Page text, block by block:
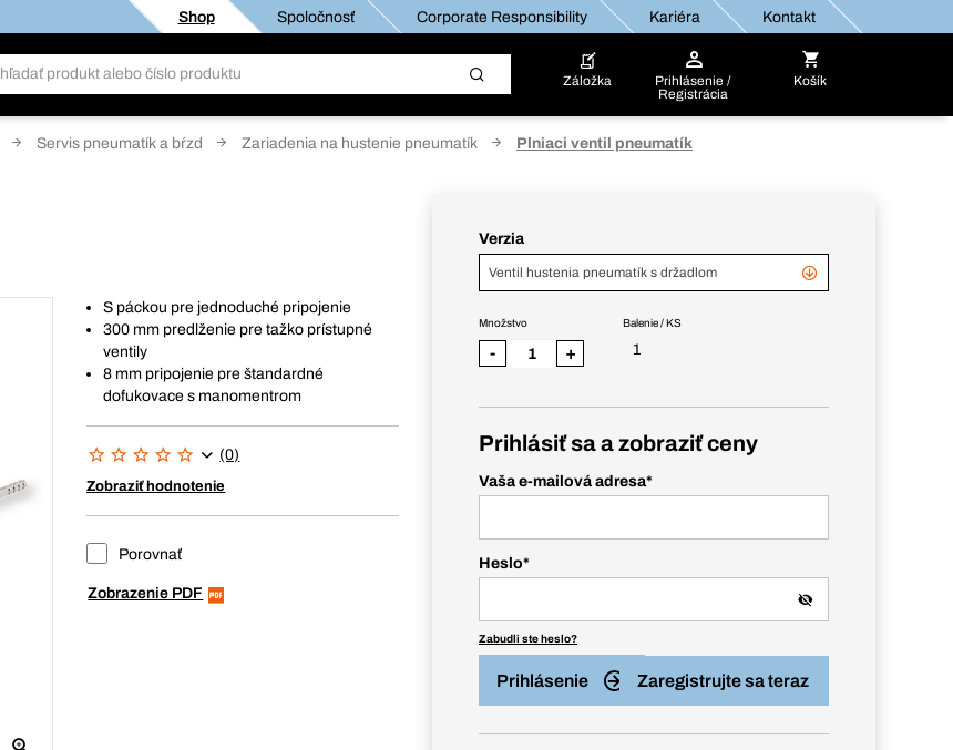
Shop Spoločnosť Corporate Responsibility Kariéra Kontakt
Záložka
Prihlásenie /
Registrácia
Košík
Servis pneumatík a bŕzd Zariadenia na hustenie pneumatík Plniaci ventil pneumatík
S páckou pre jednoduché pripojenie
300 mm predlženie pre tažko prístupné
ventily
8 mm pripojenie pre štandardné
dofukovace s manomentrom
(0)
Zobraziť hodnotenie
Porovnať
Zobrazenie PDF
Verzia
Ventil hustenia pneumatík s držadlom
Balenie / KS
1
Množstvo
- +
Prihlásiť sa a zobraziť ceny
Vaša e-mailová adresa*
Heslo*
Zabudli ste heslo?
Prihlásenie Zaregistrujte sa teraz